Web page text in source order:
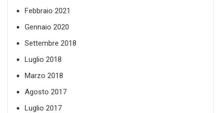
Febbraio 2021
Gennaio 2020
Settembre 2018
Luglio 2018
Marzo 2018
Agosto 2017
Luglio 2017